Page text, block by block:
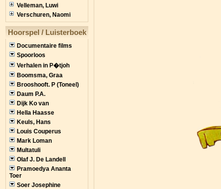
Velleman, Luwi
Verschuren, Naomi
Hoorspel / Luisterboek
Documentaire films
Spoorloos
Verhalen in P�tjoh
Boomsma, Graa
Brooshooft. P (Toneel)
Daum P.A.
Dijk Ko van
Hella Haasse
Keuls, Hans
Louis Couperus
Mark Loman
Multatuli
Olaf J. De Landell
Pramoedya Ananta
Toer
Soer Josephine